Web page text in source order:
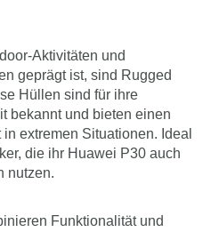
Aktivitäten und
geprägt ist, sind Rugged
Hüllen sind für ihre
bekannt und bieten einen
extremen Situationen. Ideal
die ihr Huawei P30 auch
nutzen.
Funktionalität und